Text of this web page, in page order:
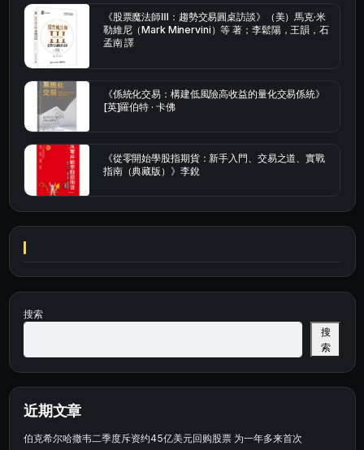
《股票魔法師Ⅲ：趨勢交易圓桌訪談》（美）馬克·米
勒維尼（Mark Minervini）等 著；李鬆陽，王韻，石
孟南 譯
《係統化交易：構建低風險高收益的量化交易係統》
[英]羅伯特 · 卡佛
《從零開始學股指期貨：新手入門、交易之道、實戰
指南（典藏版）》李銳
搜索
搜
索
近期文章
伯克希尔哈撒韦二季度斥资约45亿美元回购股票 为一年多来首次